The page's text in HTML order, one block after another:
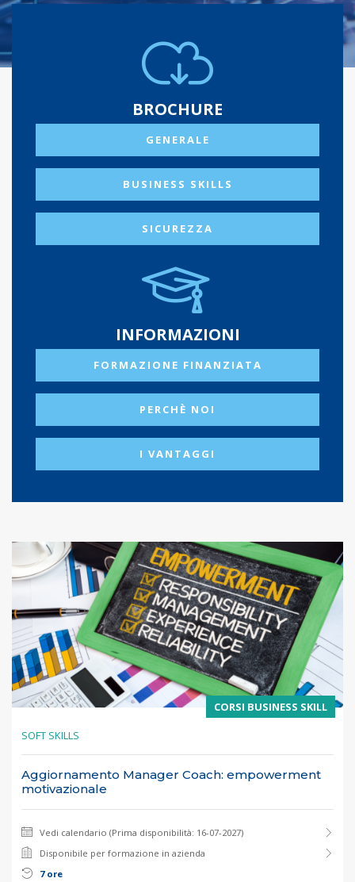
BROCHURE
GENERALE
BUSINESS SKILLS
SICUREZZA
INFORMAZIONI
FORMAZIONE FINANZIATA
PERCHÈ NOI
I VANTAGGI
CORSI BUSINESS SKILL
SOFT SKILLS
Aggiornamento Manager Coach: empowerment
motivazionale
Vedi calendario (Prima disponibilità: 16-07-2027)
Disponibile per formazione in azienda
7 ore